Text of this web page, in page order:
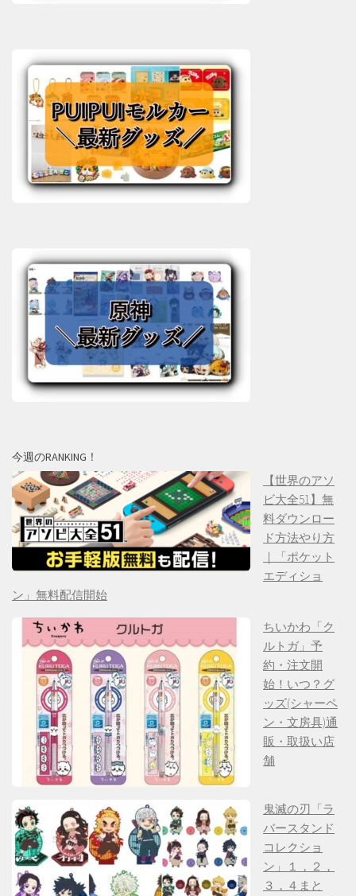
今週のRANKING！
【世界のアソ
ビ大全51】無
料ダウンロー
ド方法やり方
｜「ポケット
エディショ
ン」無料配信開始
ちいかわ「ク
ルトガ」予
約・注文開
始！いつ？グ
ッズ(シャーペ
ン・文房具)通
販・取扱い店
舗
鬼滅の刃「ラ
バースタンド
コレクショ
ン」１，２，
３，４まと